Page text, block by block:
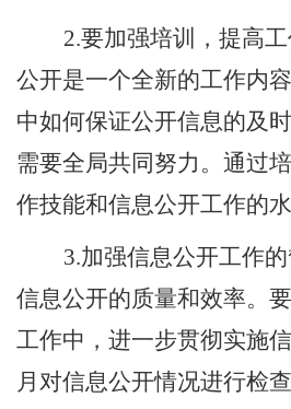
2.要加强培训，提高
公开是一个全新的工作内
中如何保证公开信息的及
需要全局共同努力。通过
作技能和信息公开工作的水
3.加强信息公开工作
信息公开的质量和效率。
工作中，进一步贯彻实施
月对信息公开情况进行检